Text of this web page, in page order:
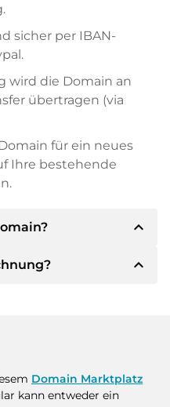
sicher per IBAN-
wird die Domain an
übertragen (via
für ein neues
Ihre bestehende
expand_less
der Inhaber Ihnen die
immer
expand_less
Sie auf
Kaufvertrag.
Domain Marktplatz
kann entweder ein